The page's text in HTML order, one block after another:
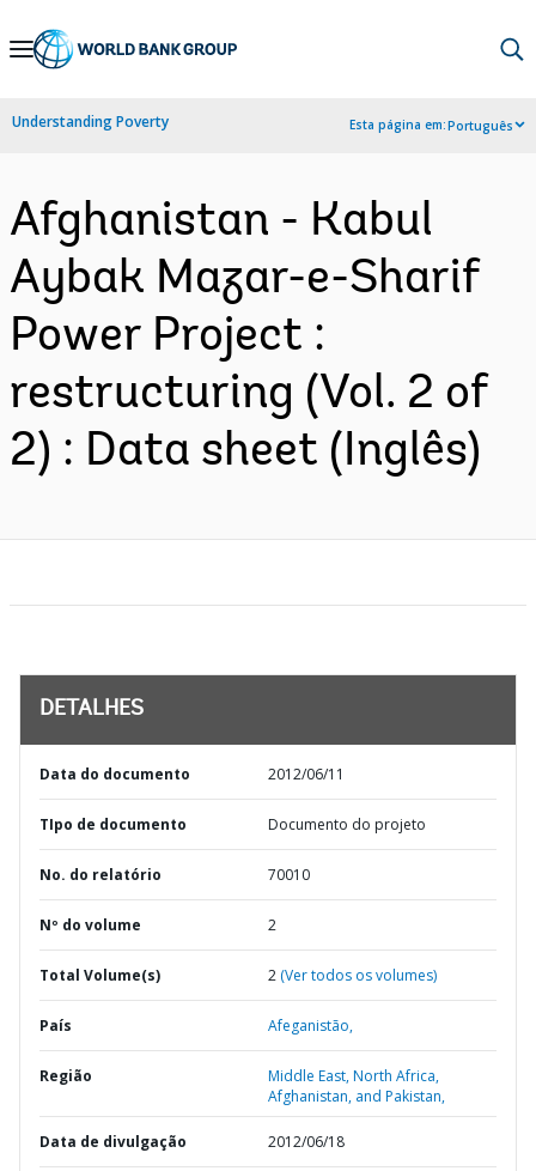
Skip
Navigation
Understanding Poverty Esta página em:Português
Afghanistan - Kabul
Aybak Mazar-e-Sharif
Power Project :
restructuring (Vol. 2 of
2) : Data sheet (Inglês)
DETALHES
Data do documento 2012/06/11
TIpo de documento Documento do projeto
No. do relatório 70010
Nº do volume 2
Total Volume(s) 2 (Ver todos os volumes)
País Afeganistão,
Região
Middle East, North Africa,
Afghanistan, and Pakistan,
Data de divulgação 2012/06/18